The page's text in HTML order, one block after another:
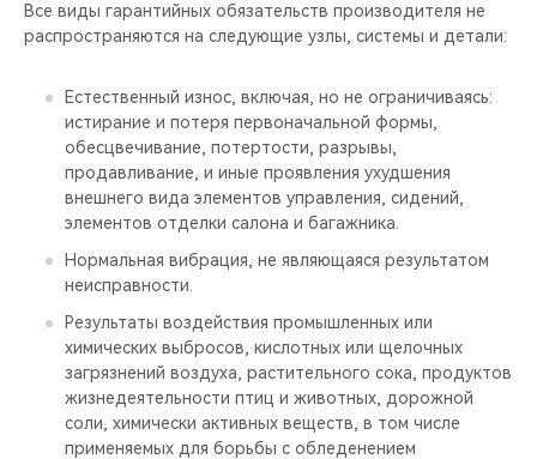
Все виды гарантийных обязательств производителя не
распространяются на следующие узлы, системы и детали:
Естественный износ, включая, но не ограничиваясь:
истирание и потеря первоначальной формы,
обесцвечивание, потертости, разрывы,
продавливание, и иные проявления ухудшения
внешнего вида элементов управления, сидений,
элементов отделки салона и багажника.
Нормальная вибрация, не являющаяся результатом
неисправности.
Результаты воздействия промышленных или
химических выбросов, кислотных или щелочных
загрязнений воздуха, растительного сока, продуктов
жизнедеятельности птиц и животных, дорожной
соли, химически активных веществ, в том числе
применяемых для борьбы с обледенением